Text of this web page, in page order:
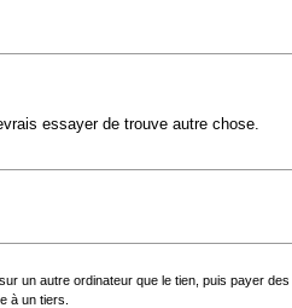
essayer de trouve autre chose.
un autre ordinateur que le tien, puis payer
à un tiers.